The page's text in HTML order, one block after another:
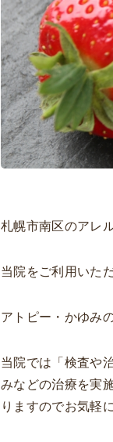
札幌市南区のアレ
当院をご利用いた
アトピー・かゆみ
当院では「検査や
みなどの治療を実
りますのでお気軽